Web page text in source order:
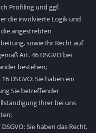
Profiling und ggf.
die involvierte Logik und
angestrebten
sowie Ihr Recht auf
Art. 46 DSGVO bei
bestehen;
DSGVO: Sie haben ein
Sie betreffender
Ihrer bei uns
Sie haben das Recht,